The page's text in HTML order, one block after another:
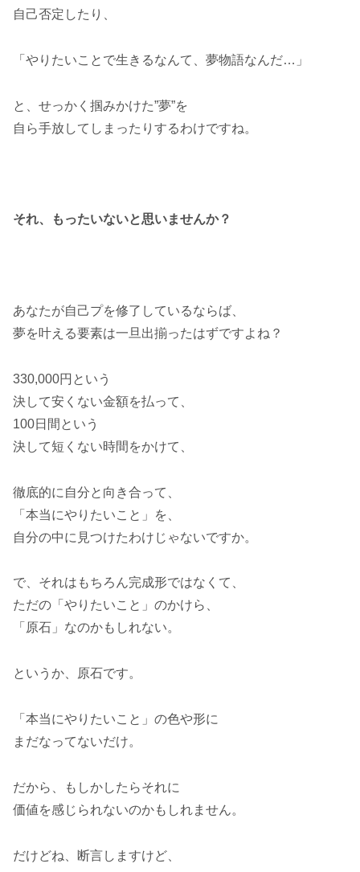
自己否定したり、
「やりたいことで生きるなんて、夢物語なんだ…」
と、せっかく掴みかけた”夢”を
自ら手放してしまったりするわけですね。
それ、もったいないと思いませんか？
あなたが自己プを修了しているならば、
夢を叶える要素は一旦出揃ったはずですよね？
330,000円という
決して安くない金額を払って、
100日間という
決して短くない時間をかけて、
徹底的に自分と向き合って、
「本当にやりたいこと」を、
自分の中に見つけたわけじゃないですか。
で、それはもちろん完成形ではなくて、
ただの「やりたいこと」のかけら、
「原石」なのかもしれない。
というか、原石です。
「本当にやりたいこと」の色や形に
まだなってないだけ。
だから、もしかしたらそれに
価値を感じられないのかもしれません。
だけどね、断言しますけど、